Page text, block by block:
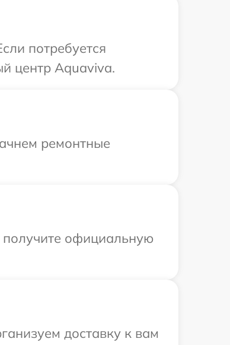
потребуется
центр Aquaviva.
ремонтные
получите официальную
доставку к вам